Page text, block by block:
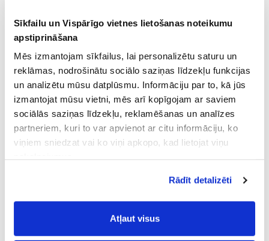
Sīkfailu un Vispārīgo vietnes lietošanas noteikumu
apstiprināšana
Mēs izmantojam sīkfailus, lai personalizētu saturu un
reklāmas, nodrošinātu sociālo saziņas līdzekļu funkcijas
un analizētu mūsu datplūsmu. Informāciju par to, kā jūs
izmantojat mūsu vietni, mēs arī kopīgojam ar saviem
sociālās saziņas līdzekļu, reklamēšanas un analīzes
partneriem, kuri to var apvienot ar citu informāciju, ko
viņiem sniedzat vai ko viņi apkopo, kad lietojat viņu
Vispārīgiem vietnes lietošanas
noteikumiem(saīsināti - VVLN).
Rādīt detalizēti
Atļaut visus